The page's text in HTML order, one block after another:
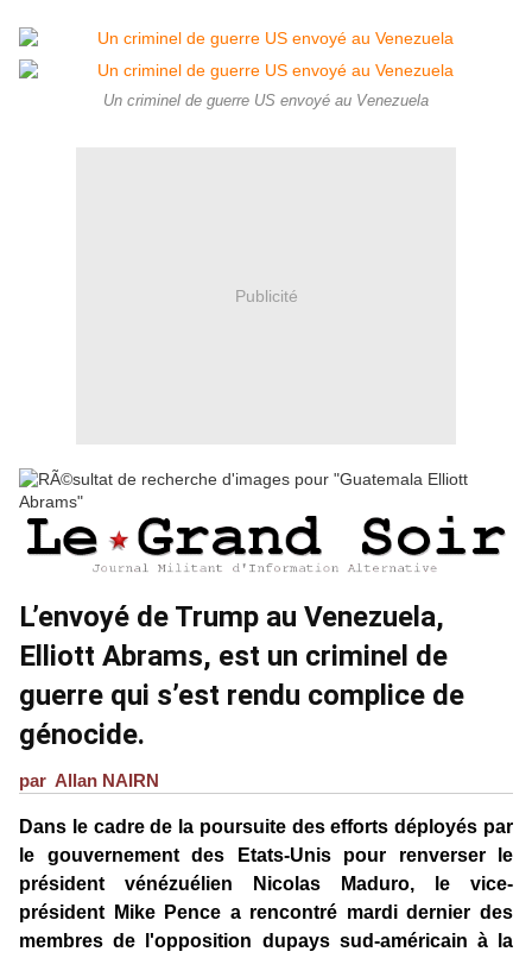
Un criminel de guerre US envoyé au Venezuela
Publicité
L’envoyé de Trump au Venezuela,
Elliott Abrams, est un criminel de
guerre qui s’est rendu complice de
génocide.
par Allan NAIRN
Dans le cadre de la poursuite des efforts déployés par
le gouvernement des Etats-Unis pour renverser le
président vénézuélien Nicolas Maduro, le vice-
président Mike Pence a rencontré mardi dernier des
membres de l'opposition dupays sud-américain à la